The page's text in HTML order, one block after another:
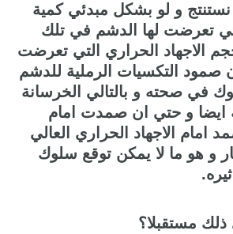
نستنتج و لو بشكل مبدئي كمية
تعرضت لها الدشم في تلك
الاجهاد الحراري التي تعرضت
صمود التكسيات الرملية للدشم
في صحته و بالتالي الخرسانة
ايضا و حتي ان صمدت امام
امام الاجهاد الحراري العالي
و هو ما لا يمكن توقع سلوك
مستقبلا؟